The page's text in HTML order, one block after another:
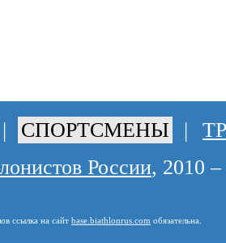
| СПОРТСМЕНЫ |
России, 2010
ссылка на сайт base.biathlonrus.com обязательна.